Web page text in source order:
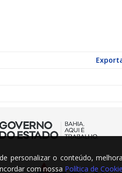
personalizar o conteúdo,
com nossa Política de